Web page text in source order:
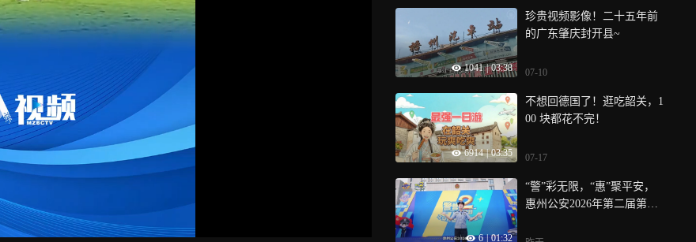
1041 | 03:38
珍贵视频影像！二十五年前
的广东肇庆封开县~
07-10
6914 | 03:35
不想回德国了！逛吃韶关，1
00 块都花不完！
07-17
6 | 01:32
“警”彩无限，“惠”聚平安，
惠州公安2026年第二届第六
——博罗县局专场，我们来